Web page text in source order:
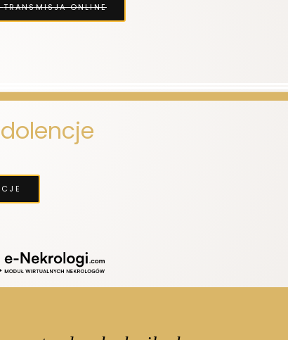
TRANSMISJA ONLINE